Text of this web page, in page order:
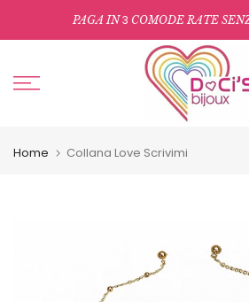
al
PAGA IN3 COMODE RATE
Home Collana Love Scrivimi